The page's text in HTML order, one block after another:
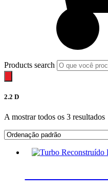
Products search
2.2 D
A mostrar todos os 3 resultados